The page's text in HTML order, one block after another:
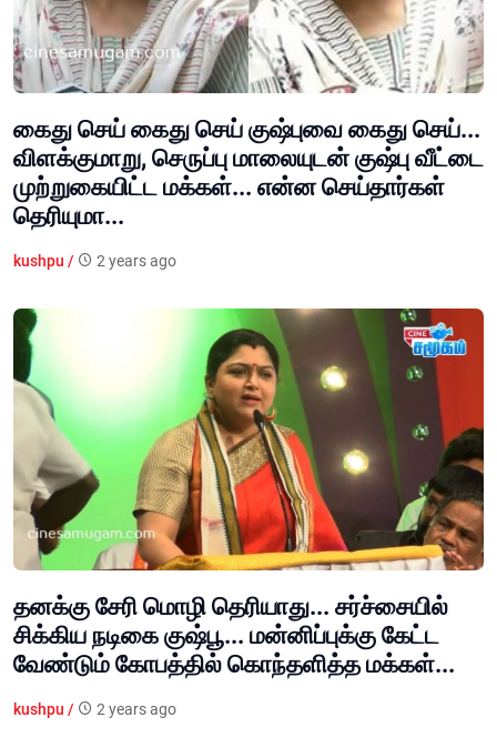
கைது செய் கைது செய் குஷ்புவை கைது செய்...
விளக்குமாறு, செருப்பு மாலையுடன் குஷ்பு வீட்டை
முற்றுகையிட்ட மக்கள்... என்ன செய்தார்கள்
தெரியுமா...
kushpu / 2 years ago
தனக்கு சேரி மொழி தெரியாது... சர்ச்சையில்
சிக்கிய நடிகை குஷ்பூ... மன்னிப்புக்கு கேட்ட
வேண்டும் கோபத்தில் கொந்தளித்த மக்கள்...
kushpu / 2 years ago